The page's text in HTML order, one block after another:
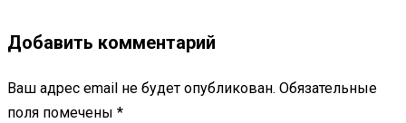
Добавить комментарий
Ваш адрес email не будет опубликован. Обязательные
поля помечены *